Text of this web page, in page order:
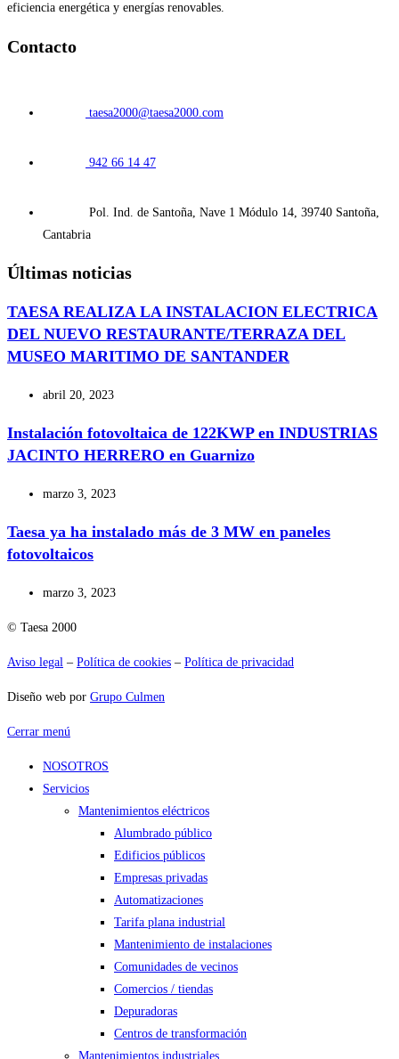
eficiencia energética y energías renovables.
Contacto
taesa2000@taesa2000.com
942 66 14 47
Pol. Ind. de Santoña, Nave 1 Módulo 14, 39740 Santoña,
Cantabria
Últimas noticias
TAESA REALIZA LA INSTALACION ELECTRICA
DEL NUEVO RESTAURANTE/TERRAZA DEL
MUSEO MARITIMO DE SANTANDER
abril 20, 2023
Instalación fotovoltaica de 122KWP en INDUSTRIAS
JACINTO HERRERO en Guarnizo
marzo 3, 2023
Taesa ya ha instalado más de 3 MW en paneles
fotovoltaicos
marzo 3, 2023
© Taesa 2000
Aviso legal – Política de cookies – Política de privacidad
Diseño web por Grupo Culmen
Cerrar menú
NOSOTROS
Servicios
Mantenimientos eléctricos
Alumbrado público
Edificios públicos
Empresas privadas
Automatizaciones
Tarifa plana industrial
Mantenimiento de instalaciones
Comunidades de vecinos
Comercios / tiendas
Depuradoras
Centros de transformación
Mantenimientos industriales